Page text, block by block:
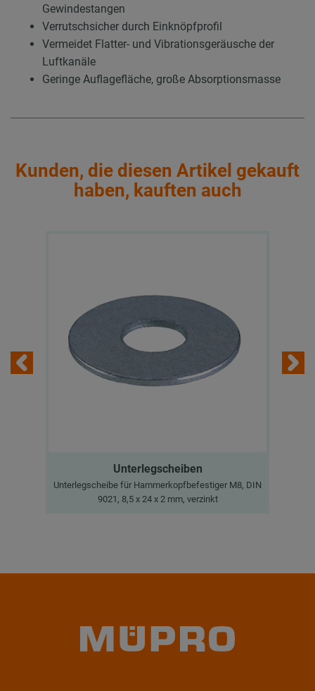
Gewindestangen
Verrutschsicher durch Einknöpfprofil
Vermeidet Flatter- und Vibrationsgeräusche der
Luftkanäle
Geringe Auflagefläche, große Absorptionsmasse
Kunden, die diesen Artikel gekauft
haben, kauften auch
Unterlegscheiben
Unterlegscheibe für Hammerkopfbefestiger M8, DIN
9021, 8,5 x 24 x 2 mm, verzinkt